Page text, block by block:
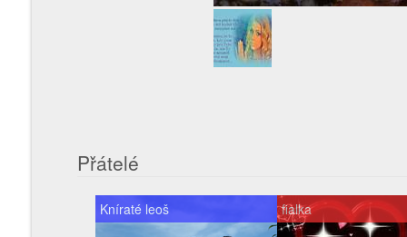
Přátelé
Kníraté leoš fialka